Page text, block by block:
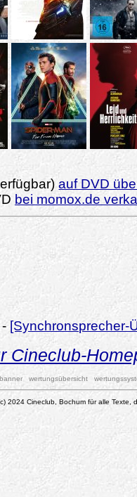
auf DVD
bei momox.de
- [Synchronsprecher-
Cineclub-
wertungsübersicht
2024 Cineclub, Bochum für alle Texte,